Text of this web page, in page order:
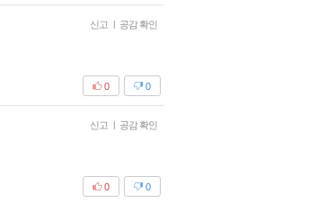
신고 | 공감 확인
0
0
신고 | 공감 확인
0
0